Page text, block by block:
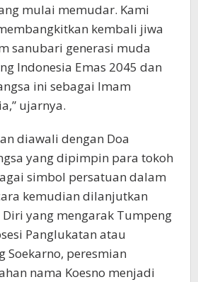
mulai memudar. Kami
kembali jiwa
sanubari generasi muda
Indonesia Emas 2045 dan
ini sebagai Imam
ujarnya.
diawali dengan Doa
yang dipimpin para tokoh
simbol persatuan dalam
kemudian dilanjutkan
Diri yang mengarak Tumpeng
Panglukatan atau
Soekarno, peresmian
nama Koesno menjadi